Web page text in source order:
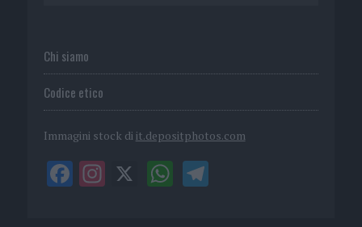
Chi siamo
Codice etico
Immagini stock di it.depositphotos.com